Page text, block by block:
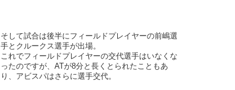
そして試合は後半にフィールドプレイヤーの前嶋選
手とクルークス選手が出場。
これでフィールドプレイヤーの交代選手はいなくな
ったのですが、ATが8分と長くとられたこともあ
り、アビスパはさらに選手交代。